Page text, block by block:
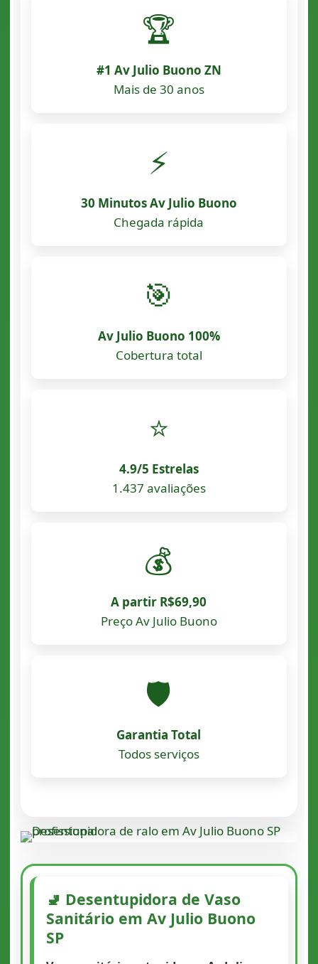
🏆
#1 Av Julio Buono ZN
Mais de 30 anos
⚡
30 Minutos Av Julio Buono
Chegada rápida
🎯
Av Julio Buono 100%
Cobertura total
⭐
4.9/5 Estrelas
1.437 avaliações
💰
A partir R$69,90
Preço Av Julio Buono
🛡️
Garantia Total
Todos serviços
🚽 Desentupidora de Vaso
Sanitário em Av Julio Buono
SP